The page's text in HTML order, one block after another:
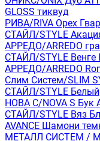
GLOSS тиквуд
РИВА/RIVA Орех
СТАЙЛ/STYLE
АРРЕДО/ARREDO
СТАЙЛ/STYLE Венге
АРРЕДО/ARREDO
Слим Систем/SLIM
СТАЙЛ/STYLE Белый
НОВА С/NOVA S Бук
СТАЙЛ/STYLE Вяз
AVANCE Шамони
МЕТАЛЛ СИСТЕМ /